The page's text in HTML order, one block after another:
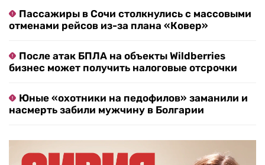
Пассажиры в Сочи столкнулись с массовыми
отменами рейсов из-за плана «Ковер»
После атак БПЛА на объекты Wildberries
бизнес может получить налоговые отсрочки
Юные «охотники на педофилов» заманили и
насмерть забили мужчину в Болгарии